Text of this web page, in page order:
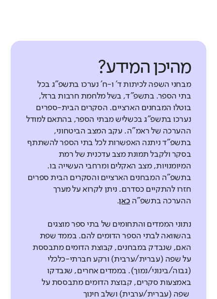
מהיכן המידע?
מבחני השפה לכיתות ד' ו-ח' נערכו בתשפ"ג בכל
בתי הספר. בתשפ"ד, בשל מלחמת חרבות ברזל,
בוטלו המבחנים הארציים. הסקרים הבית-ספרים
נערכו בתשפ"ג בכשליש מבתי הספר, בהתאם למודל
ההערכה של ראמ"ה. עקב המצב הביטחוני,
בתשפ"ד ניתנה האפשרות לכל בתי הספר להשתתף
בסקר ולקבל תמונת מצב עדכנית של רמת
המיומנויות, מצב האקלים ומרחבי העשייה בו.
בתשפ"ה המבחנים הארציים והסקרים הבית ספרים
חזרו להתקיים כסדרם. ניתן לקרוא על מערך
ההערכה בתשפ"ה כאן.
נתוני הממדים והתחומים של בתי ספר מוצגים
בהשוואה לבתי הספר הדומים להם. בממד שפת
האם, שנבדק במבחנים, קבוצת הדומים מתבססת
על שפה (עברית/ערבית) ורקע חברתי-כלכלי
(גבוה/בינוני/נמוך). בממדים אחרים, שנבדקו
באמצעות סקרים, קבוצת הדומים מתבססת על
שפה (עברית/ערבית) ושלב חינוך